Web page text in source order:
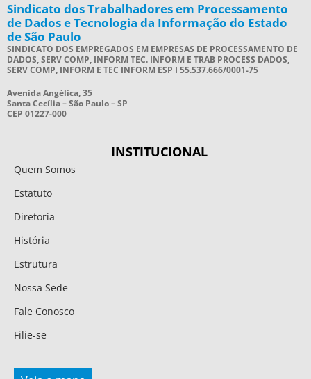
Sindicato dos Trabalhadores em Processamento
de Dados e Tecnologia da Informação do Estado
de São Paulo
SINDICATO DOS EMPREGADOS EM EMPRESAS DE PROCESSAMENTO DE
DADOS, SERV COMP, INFORM TEC. INFORM E TRAB PROCESS DADOS,
SERV COMP, INFORM E TEC INFORM ESP I 55.537.666/0001-75
Avenida Angélica, 35
Santa Cecília – São Paulo – SP
CEP 01227-000
INSTITUCIONAL
Quem Somos
Estatuto
Diretoria
História
Estrutura
Nossa Sede
Fale Conosco
Filie-se